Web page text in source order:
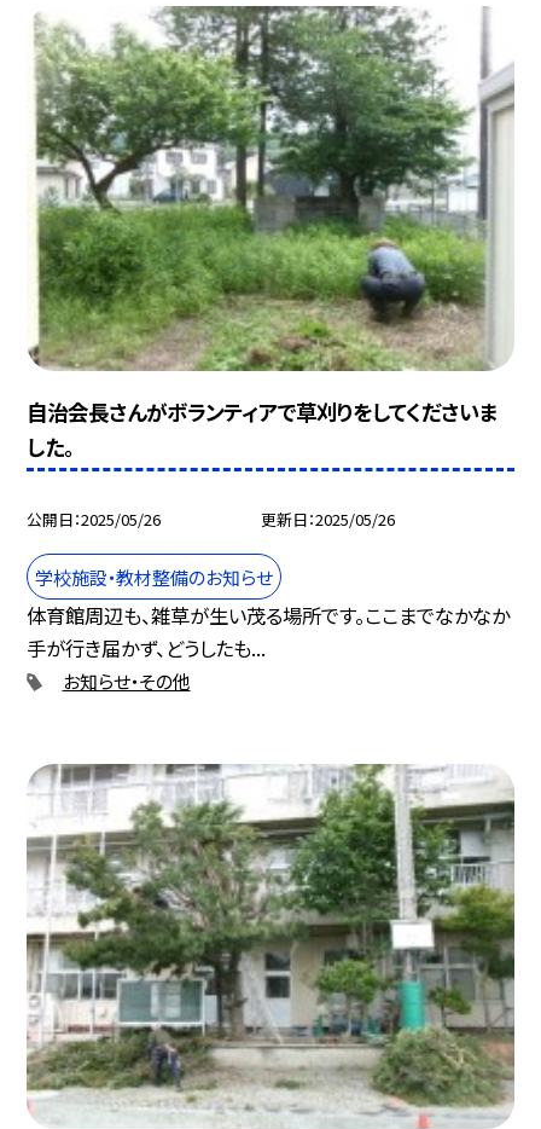
自治会長さんがボランティアで草刈りをしてくださいま
した。
公開日 2025/05/26 更新日 2025/05/26
学校施設・教材整備のお知らせ
体育館周辺も、雑草が生い茂る場所です。ここまでなかなか
手が行き届かず、どうしたも...
お知らせ・その他